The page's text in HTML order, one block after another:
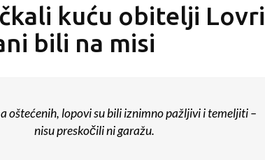
kuću obitelji
bili na misi
oštećenih, lopovi su bili iznimno pažljivi i temeljiti –
nisu preskočili ni garažu.